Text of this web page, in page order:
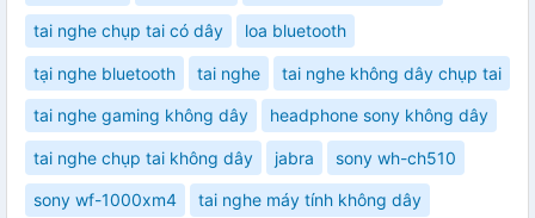
tai nghe chụp tai có dây loa bluetooth
tại nghe bluetooth tai nghe tai nghe không dây chụp tai
tai nghe gaming không dây headphone sony không dây
tai nghe chụp tai không dây jabra sony wh-ch510
sony wf-1000xm4 tai nghe máy tính không dây